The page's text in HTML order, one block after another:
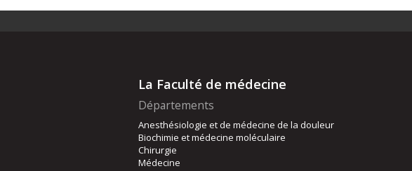
La Faculté de médecine
Départements
Anesthésiologie et de médecine de la douleur
Biochimie et médecine moléculaire
Chirurgie
Médecine